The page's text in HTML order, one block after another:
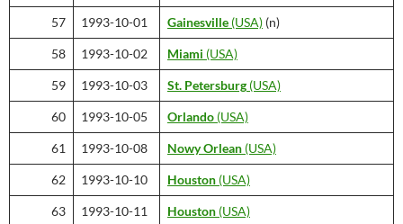
57 1993-10-01 Gainesville (USA) (n)
58 1993-10-02 Miami (USA)
59 1993-10-03 St. Petersburg (USA)
60 1993-10-05 Orlando (USA)
61 1993-10-08 Nowy Orlean (USA)
62 1993-10-10 Houston (USA)
63 1993-10-11 Houston (USA)